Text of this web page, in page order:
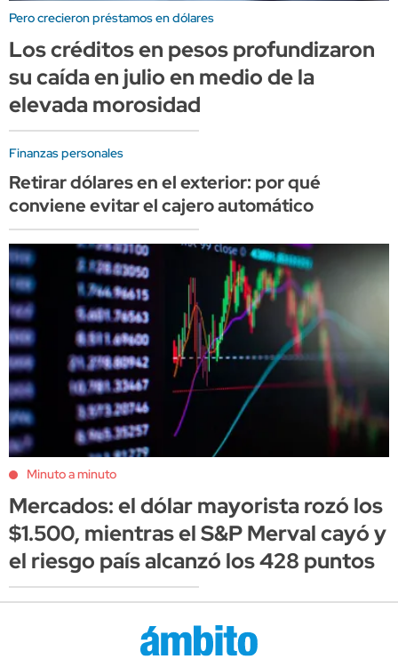
Pero crecieron préstamos en dólares
Los créditos en pesos profundizaron
su caída en julio en medio de la
elevada morosidad
Finanzas personales
Retirar dólares en el exterior: por qué
conviene evitar el cajero automático
Minuto a minuto
Mercados: el dólar mayorista rozó los
$1.500, mientras el S&P Merval cayó y
el riesgo país alcanzó los 428 puntos